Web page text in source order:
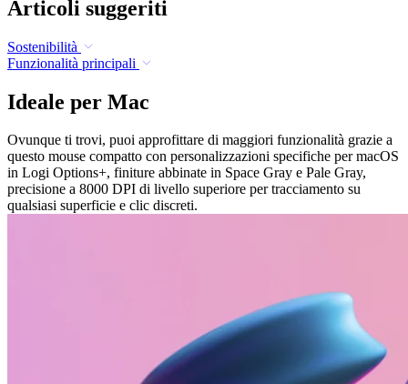
Articoli suggeriti
Sostenibilità
Funzionalità principali
Ideale per Mac
Ovunque ti trovi, puoi approfittare di maggiori funzionalità grazie a
questo mouse compatto con personalizzazioni specifiche per macOS
in Logi Options+, finiture abbinate in Space Gray e Pale Gray,
precisione a 8000 DPI di livello superiore per tracciamento su
qualsiasi superficie e clic discreti.